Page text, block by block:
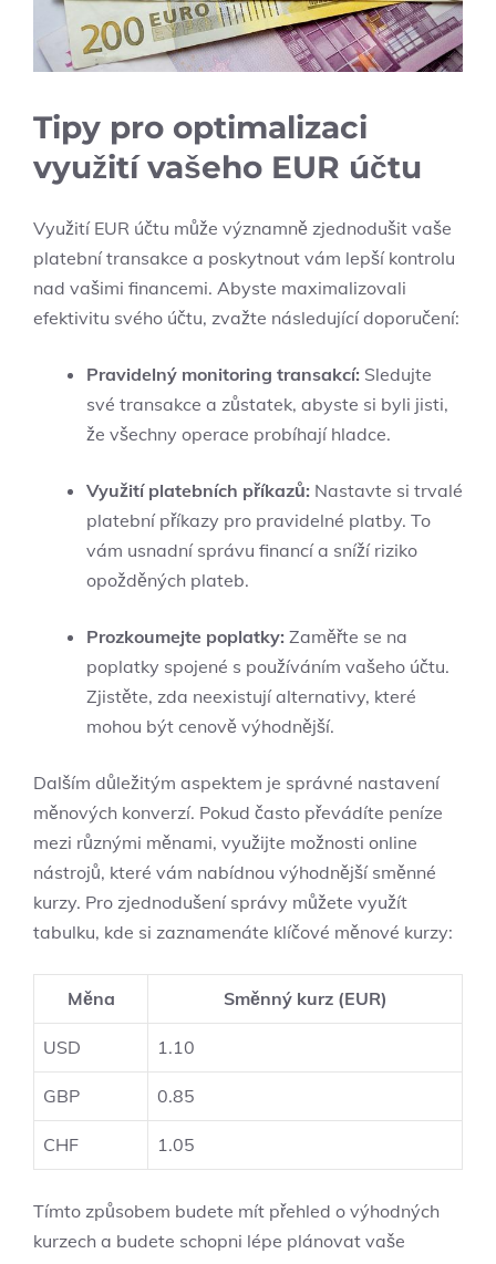
Tipy pro optimalizaci
využití vašeho EUR účtu
Využití EUR účtu může významně zjednodušit vaše
platební transakce a poskytnout vám lepší kontrolu
nad vašimi financemi. Abyste maximalizovali
efektivitu svého účtu, zvažte následující doporučení:
Pravidelný monitoring transakcí: Sledujte
své transakce a zůstatek, abyste si byli jisti,
že všechny operace probíhají hladce.
Využití platebních příkazů: Nastavte si trvalé
platební příkazy pro pravidelné platby. To
vám usnadní správu financí a sníží riziko
opožděných plateb.
Prozkoumejte poplatky: Zaměřte se na
poplatky spojené s používáním vašeho účtu.
Zjistěte, zda neexistují alternativy, které
mohou být cenově výhodnější.
Dalším důležitým aspektem je správné nastavení
měnových konverzí. Pokud často převádíte peníze
mezi různými měnami, využijte možnosti online
nástrojů, které vám nabídnou výhodnější směnné
kurzy. Pro zjednodušení správy můžete využít
tabulku, kde si zaznamenáte klíčové měnové kurzy:
Měna Směnný kurz (EUR)
USD 1.10
GBP 0.85
CHF 1.05
Tímto způsobem budete mít přehled o výhodných
kurzech a budete schopni lépe plánovat vaše